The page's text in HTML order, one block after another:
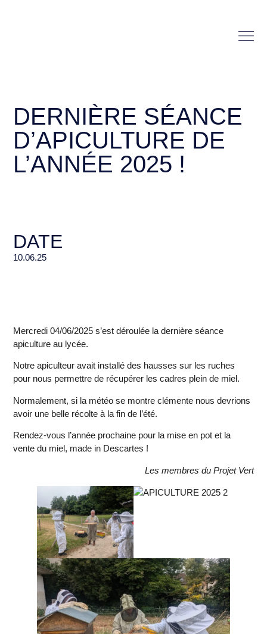
DERNIÈRE SÉANCE
D’APICULTURE DE
L’ANNÉE 2025 !
DATE
10.06.25
Mercredi 04/06/2025 s’est déroulée la dernière séance
apiculture au lycée.
Notre apiculteur avait installé des hausses sur les ruches
pour nous permettre de récupérer les cadres plein de miel.
Normalement, si la météo se montre clémente nous devrions
avoir une belle récolte à la fin de l’été.
Rendez-vous l’année prochaine pour la mise en pot et la
vente du miel, made in Descartes !
Les membres du Projet Vert